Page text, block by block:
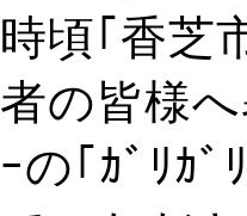
時頃｢香芝
者の皆様
ｰの｢ｶﾞﾘｶ